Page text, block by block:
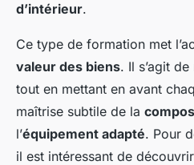
d’intérieur.
Ce type de formation met
valeur des biens. Il s’agit
tout en mettant en avant
maîtrise subtile de la
l’équipement adapté. Pour
il est intéressant de découvrir